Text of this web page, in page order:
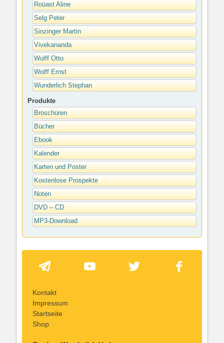
Roüast Aline
Selg Peter
Sinzinger Martin
Vivekananda
Wolff Otto
Wolff Ernst
Wunderlich Stephan
Produkte
Broschüren
Bücher
Ebook
Kalender
Karten und Poster
Kostenlose Prospekte
Noten
DVD – CD
MP3-Download
Kontakt
Impressum
Startseite
Shop